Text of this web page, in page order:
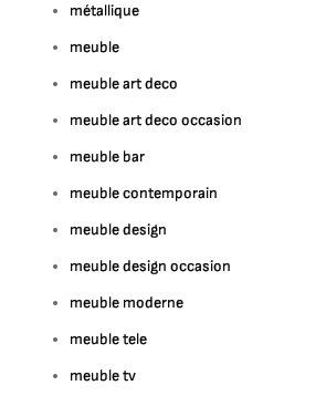
métallique
meuble
meuble art deco
meuble art deco occasion
meuble bar
meuble contemporain
meuble design
meuble design occasion
meuble moderne
meuble tele
meuble tv